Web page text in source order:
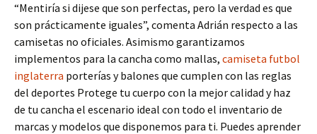
“Mentiría si dijese que son perfectas, pero la verdad es que
son prácticamente iguales”, comenta Adrián respecto a las
camisetas no oficiales. Asimismo garantizamos
implementos para la cancha como mallas, camiseta futbol
inglaterra porterías y balones que cumplen con las reglas
del deportes Protege tu cuerpo con la mejor calidad y haz
de tu cancha el escenario ideal con todo el inventario de
marcas y modelos que disponemos para ti. Puedes aprender